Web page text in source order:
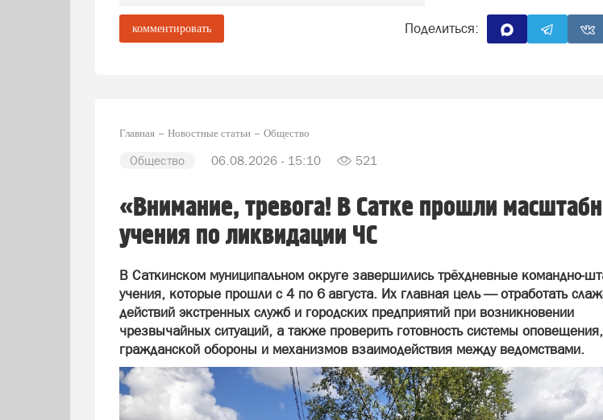
комментировать Поделиться:
Главная Новостные статьи Общество
Общество 06.08.2026 - 15:10 521
«Внимание, тревога! В Сатке прошли
учения по ликвидации ЧС
В Саткинском муниципальном округе завершились трёхдневные
учения, которые прошли с 4 по 6 августа. Их главная цель — отработать
действий экстренных служб и городских предприятий при возникновении
чрезвычайных ситуаций, а также проверить готовность системы
гражданской обороны и механизмов взаимодействия между ведомствами.